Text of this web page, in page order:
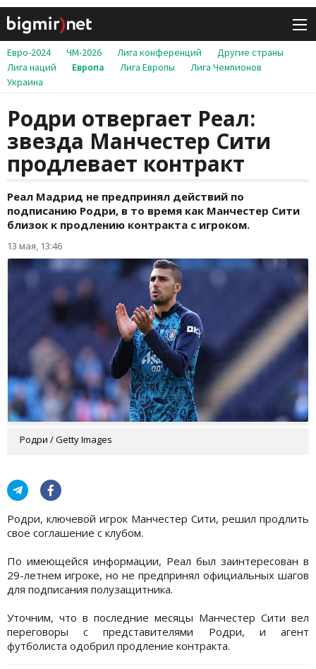
Евро-2024 ЧМ-2026 Лига конференций
Другие страны
Лига наций
Европа Лига Европы
Лига Чемпионов
Украина
Родри отвергает Реал:
звезда Манчестер Сити
продлевает контракт
Реал Мадрид не предпринял действий по
подписанию Родри, в то время как Манчестер Сити
близок к продлению контракта с игроком.
13 мая, 13:46
Родри / Getty Images
Родри, ключевой игрок Манчестер Сити, решил продлить
свое соглашение с клубом.
По имеющейся информации, Реал был заинтересован в
29-летнем игроке, но не предпринял официальных шагов
для подписания полузащитника.
Уточним, что в последние месяцы Манчестер Сити вел
переговоры с представителями Родри, и агент
футболиста одобрил продление контракта.